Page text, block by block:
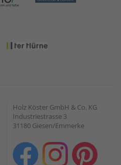
Holz Köster GmbH & Co. KG
Industriestrasse 3
31180 Giesen/Emmerke